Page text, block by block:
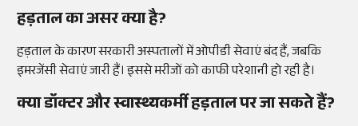
हड़ताल का असर क्या है?
हड़ताल के कारण सरकारी अस्पतालों में ओपीडी सेवाएं बंद हैं, जबकि
इमरजेंसी सेवाएं जारी हैं। इससे मरीजों को काफी परेशानी हो रही है।
क्या डॉक्टर और स्वास्थ्यकर्मी हड़ताल पर जा सकते हैं?